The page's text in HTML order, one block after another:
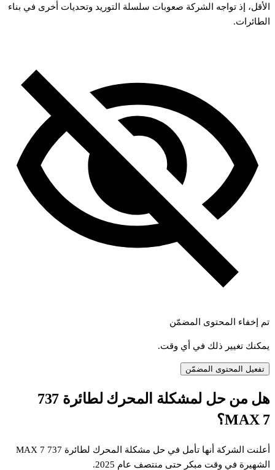
الأقل، إذ تواجه الشركة صعوبات سلسلة التوريد وتحديات أخرى في بناء
الطائرات.
تم إخفاء المحتوى المضمّن
يمكنك تغيير ذلك في أي وقت.
تفعيل المحتوى المضمّن
هل من حل لمشكلة المحرك لطائرة 737
MAX 7؟
أعلنت الشركة أنها تأمل في حل مشكلة المحرك لطائرة 737 MAX 7
الشهيرة في وقت مبكر حتى منتصف عام 2025.